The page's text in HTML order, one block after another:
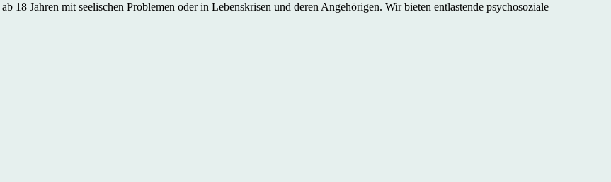
18 Jahren mit seelischen Problemen oder in Lebenskrisen und deren Angehörigen. Wir bieten entlastende psychosoziale